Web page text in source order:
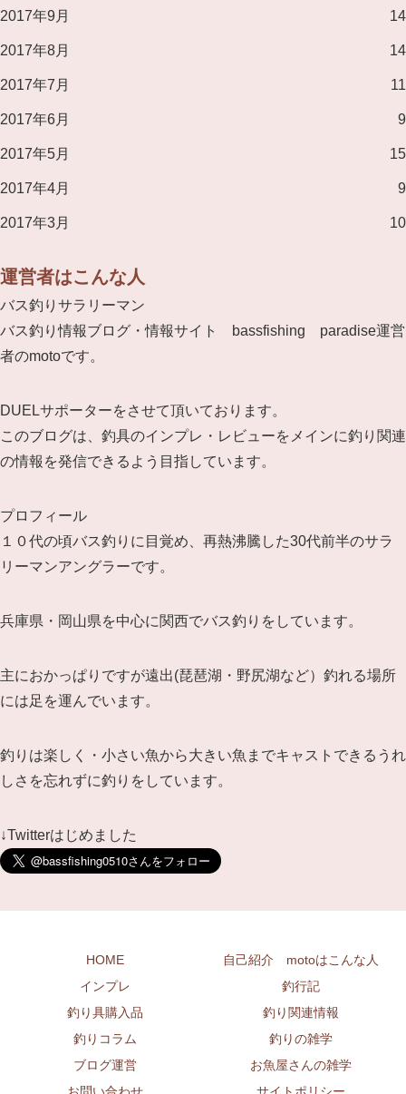
2017年9月 14
2017年8月 14
2017年7月 11
2017年6月 9
2017年5月 15
2017年4月 9
2017年3月 10
運営者はこんな人
バス釣りサラリーマン
バス釣り情報ブログ・情報サイト bassfishing paradise運営
者のmotoです。
DUELサポーターをさせて頂いております。
このブログは、釣具のインプレ・レビューをメインに釣り関連
の情報を発信できるよう目指しています。
プロフィール
１０代の頃バス釣りに目覚め、再熱沸騰した30代前半のサラ
リーマンアングラーです。
兵庫県・岡山県を中心に関西でバス釣りをしています。
主におかっぱりですが遠出(琵琶湖・野尻湖など）釣れる場所
には足を運んでいます。
釣りは楽しく・小さい魚から大きい魚までキャストできるうれ
しさを忘れずに釣りをしています。
↓Twitterはじめました
HOME
自己紹介 motoはこんな人
インプレ
釣行記
釣り具購入品
釣り関連情報
釣りコラム
釣りの雑学
ブログ運営
お魚屋さんの雑学